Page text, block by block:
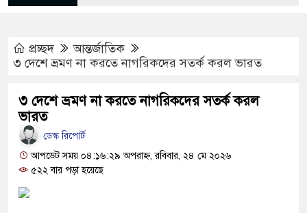
শঙ্কায় দেশজুড়ে পুলিশের সতর্কতা জারি
যুবদল সভাপতি আটক, ভিডিও ভাইরাল
দায়ী থাকবে জামায়াত-এনসিপি: রাশেদ খাঁন
দিলেন জামায়াত বহিষ্কাকৃত গাজী নজরুলের ১২
প্রচ্ছদ
আন্তর্জাতিক
৩ দেশে ভ্রমণ না করতে নাগরিকদের সতর্ক করল ভারত
৩ দেশে ভ্রমণ না করতে নাগরিকদের সতর্ক করল
ভারত
ডেস্ক রিপোর্ট
আপডেট সময় ০৪:১৬:২৯ অপরাহ্ন, রবিবার, ২৪ মে ২০২৬
৫২২ বার পড়া হয়েছে